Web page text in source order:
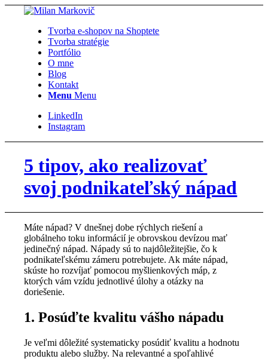
Tvorba e-shopov na Shoptete
Tvorba stratégie
Portfólio
O mne
Blog
Kontakt
Menu Menu
LinkedIn
Instagram
5 tipov, ako realizovať
svoj podnikateľský nápad
Máte nápad? V dnešnej dobe rýchlych riešení a
globálneho toku informácií je obrovskou devízou mať
jedinečný nápad. Nápady sú to najdôležitejšie, čo k
podnikateľskému zámeru potrebujete. Ak máte nápad,
skúste ho rozvíjať pomocou myšlienkových máp, z
ktorých vám vzídu jednotlivé úlohy a otázky na
doriešenie.
1. Posúďte kvalitu vášho nápadu
Je veľmi dôležité systematicky posúdiť kvalitu a hodnotu
produktu alebo služby. Na relevantné a spoľahlivé